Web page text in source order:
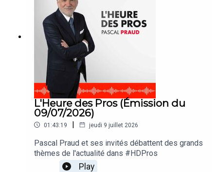
L'Heure des Pros (Émission du
09/07/2026)
01:43:19 | jeudi 9 juillet 2026
Pascal Praud et ses invités débattent des grands
thèmes de l'actualité dans #HDPros
Play